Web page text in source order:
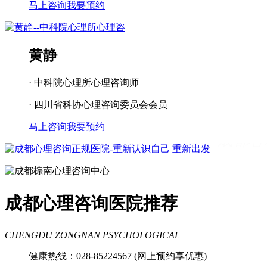
马上咨询我要预约
黄静
· 中科院心理所心理咨询师
· 四川省科协心理咨询委员会会员
马上咨询我要预约
成都看心理疾病 成都心理辅导
理咨询医院 成都青少年心理咨询机构
成都心理咨询医院推荐
CHENGDU ZONGNAN PSYCHOLOGICAL
健康热线：028-85224567 (网上预约享优惠)